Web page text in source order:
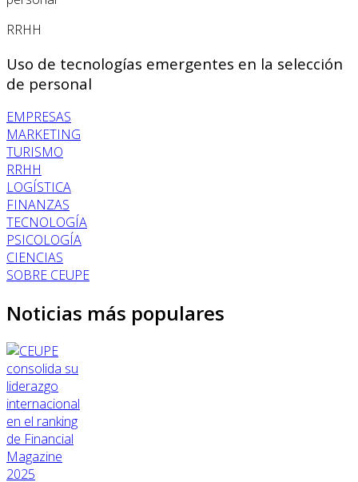
RRHH
Uso de tecnologías emergentes en la selección
de personal
EMPRESAS
MARKETING
TURISMO
RRHH
LOGÍSTICA
FINANZAS
TECNOLOGÍA
PSICOLOGÍA
CIENCIAS
SOBRE CEUPE
Noticias más populares